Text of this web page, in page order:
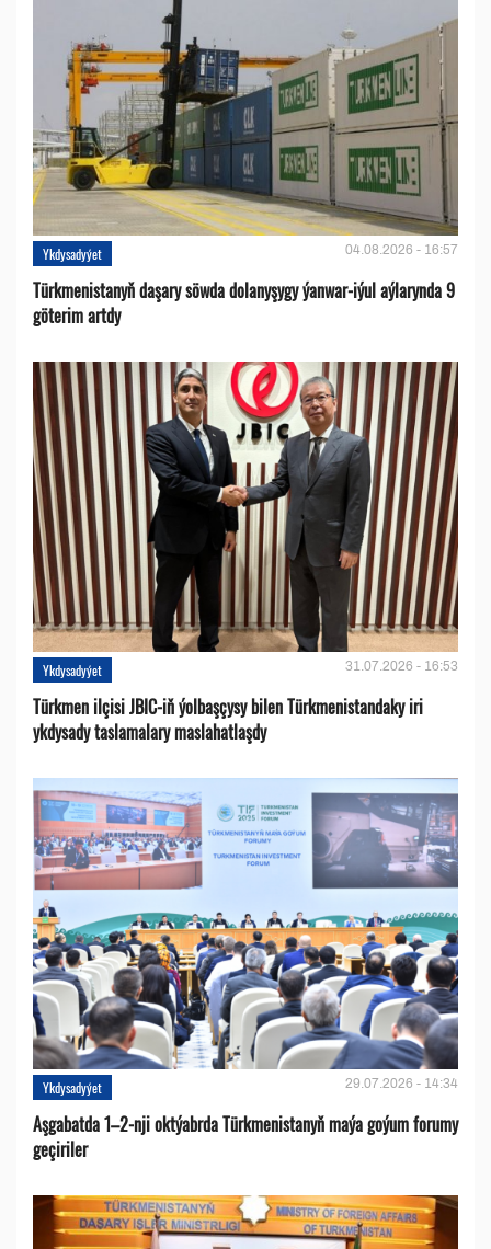
Ykdysadyýet 04.08.2026 - 16:57
Türkmenistanyň daşary söwda dolanyşygy ýanwar-iýul aýlarynda 9
göterim artdy
Ykdysadyýet 31.07.2026 - 16:53
Türkmen ilçisi JBIC-iň ýolbaşçysy bilen Türkmenistandaky iri
ykdysady taslamalary maslahatlaşdy
Ykdysadyýet 29.07.2026 - 14:34
Aşgabatda 1–2-nji oktýabrda Türkmenistanyň maýa goýum forumy
geçiriler